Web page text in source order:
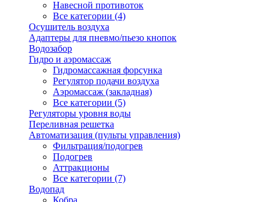
Навесной противоток
Все категории (4)
Осушитель воздуха
Адаптеры для пневмо/пьезо кнопок
Водозабор
Гидро и аэромассаж
Гидромассажная форсунка
Регулятор подачи воздуха
Аэромассаж (закладная)
Все категории (5)
Регуляторы уровня воды
Переливная решетка
Автоматизация (пульты управления)
Фильтрация/подогрев
Подогрев
Аттракционы
Все категории (7)
Водопад
Кобра